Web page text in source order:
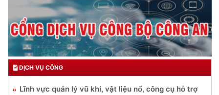
DỊCH VỤ CÔNG
Lĩnh vực quản lý vũ khí, vật liệu nổ, công cụ hỗ trợ